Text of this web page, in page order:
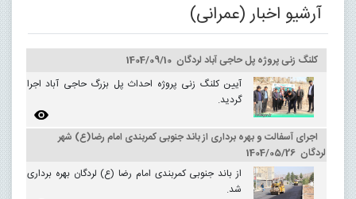
آرشیو اخبار (عمرانی)
کلنگ زنی پروژه پل حاجی آباد لردگان 1404/09/10
آیین کلنگ زنی پروژه احداث پل بزرگ حاجی آباد اجرا
گردید.
اجرای آسفالت و بهره برداری از باند جنوبی کمربندی امام رضا(ع) شهر
لردگان 1404/05/26
از باند جنوبی کمربندی امام رضا (ع) لردگان بهره برداری
شد.